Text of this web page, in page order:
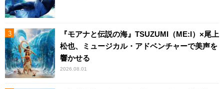
『モアナと伝説の海』TSUZUMI（ME:I）×尾上
松也、ミュージカル・アドベンチャーで美声を
響かせる
2026.08.01